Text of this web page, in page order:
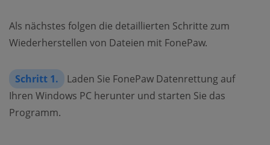
Als nächstes folgen die detaillierten Schritte zum
Wiederherstellen von Dateien mit FonePaw.
Schritt 1.
Laden Sie FonePaw Datenrettung auf
Ihren Windows PC herunter und starten Sie das
Programm.